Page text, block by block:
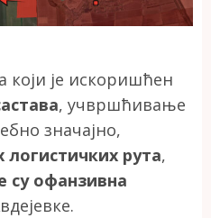
који је искоришћен
, учвршћивање
значајно,
рута,
су офанзивна